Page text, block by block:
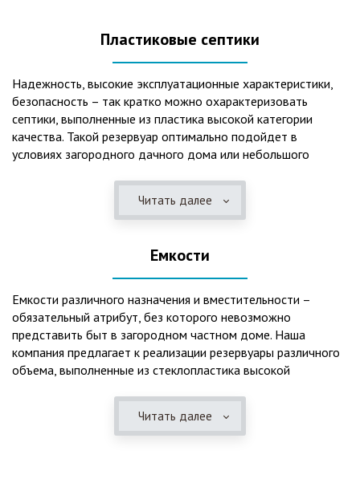
Пластиковые септики
Надежность, высокие эксплуатационные характеристики,
безопасность – так кратко можно охарактеризовать
септики, выполненные из пластика высокой категории
качества. Такой резервуар оптимально подойдет в
условиях загородного дачного дома или небольшого
механическая и биологическая очистка канализационных
Главная причина популярности пластиковых и
также отнести:
безупречное качество изготовления;
стойкость к высокому давлению грунта (даже в
ненаполненном состоянии);
полная герметичность, что гарантирует отсутствие
Читать далее
Емкости
Емкости различного назначения и вместительности –
обязательный атрибут, без которого невозможно
представить быт в загородном частном доме. Наша
компания предлагает к реализации резервуары различного
объема, выполненные из стеклопластика высокой
одна из основных сфер их практического использования –
это организация центров очистки, обустройство
Читать далее